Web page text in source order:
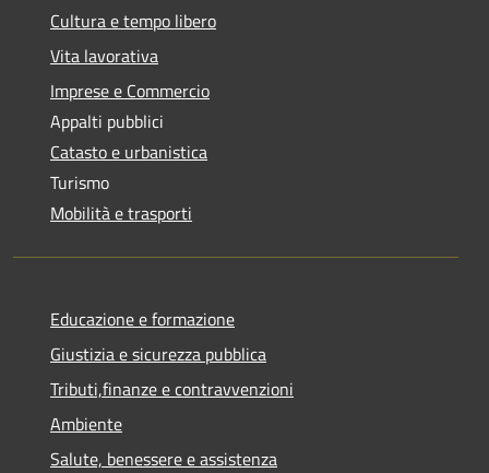
Cultura e tempo libero
Vita lavorativa
Imprese e Commercio
Appalti pubblici
Catasto e urbanistica
Turismo
Mobilità e trasporti
Educazione e formazione
Giustizia e sicurezza pubblica
Tributi,finanze e contravvenzioni
Ambiente
Salute, benessere e assistenza